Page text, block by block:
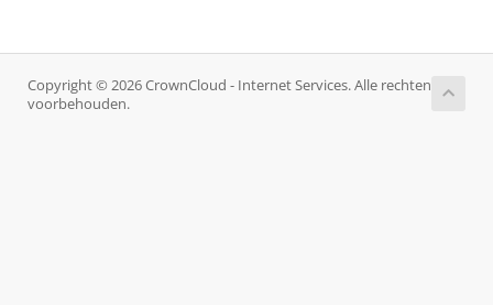
Copyright © 2026 CrownCloud - Internet Services. Alle rechten
voorbehouden.